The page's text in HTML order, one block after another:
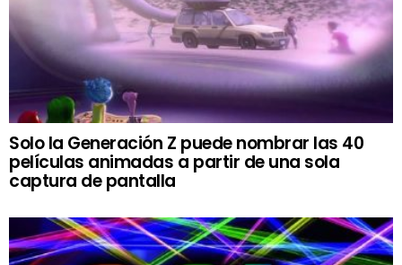
Solo la Generación Z puede nombrar las 40
películas animadas a partir de una sola
captura de pantalla